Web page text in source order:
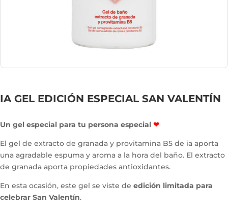
IA GEL EDICIÓN ESPECIAL SAN VALENTÍN
Un gel especial para tu persona especial ❤
El gel de extracto de granada y provitamina B5 de ia aporta
una agradable espuma y aroma a la hora del baño. El extracto
de granada aporta propiedades antioxidantes.
En esta ocasión, este gel se viste de edición limitada para
celebrar San Valentín.